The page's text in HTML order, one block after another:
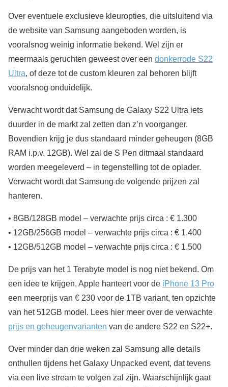
Over eventuele exclusieve kleuropties, die uitsluitend via
de website van Samsung aangeboden worden, is
vooralsnog weinig informatie bekend. Wel zijn er
meermaals geruchten geweest over een donkerrode S22
Ultra, of deze tot de custom kleuren zal behoren blijft
vooralsnog onduidelijk.
Verwacht wordt dat Samsung de Galaxy S22 Ultra iets
duurder in de markt zal zetten dan z’n voorganger.
Bovendien krijg je dus standaard minder geheugen (8GB
RAM i.p.v. 12GB). Wel zal de S Pen ditmaal standaard
worden meegeleverd – in tegenstelling tot de oplader.
Verwacht wordt dat Samsung de volgende prijzen zal
hanteren.
• 8GB/128GB model – verwachte prijs circa : € 1.300
• 12GB/256GB model – verwachte prijs circa : € 1.400
• 12GB/512GB model – verwachte prijs circa : € 1.500
De prijs van het 1 Terabyte model is nog niet bekend. Om
een idee te krijgen, Apple hanteert voor de iPhone 13 Pro
een meerprijs van € 230 voor de 1TB variant, ten opzichte
van het 512GB model. Lees hier meer over de verwachte
prijs en geheugenvarianten van de andere S22 en S22+.
Over minder dan drie weken zal Samsung alle details
onthullen tijdens het Galaxy Unpacked event, dat tevens
via een live stream te volgen zal zijn. Waarschijnlijk gaat